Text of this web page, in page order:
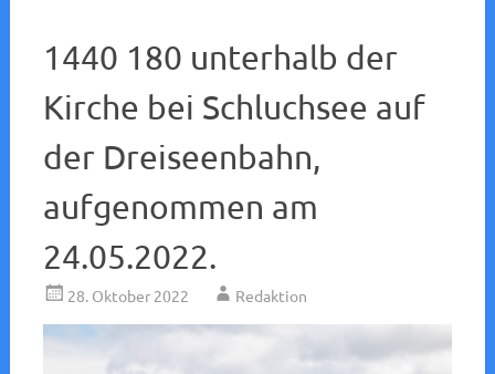
1440 180 unterhalb der
Kirche bei Schluchsee auf
der Dreiseenbahn,
aufgenommen am
24.05.2022.
28. Oktober 2022 Redaktion